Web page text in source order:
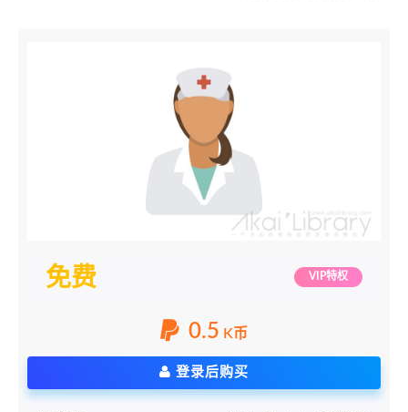
免费 VIP特权
0.5 K币
登录后购买